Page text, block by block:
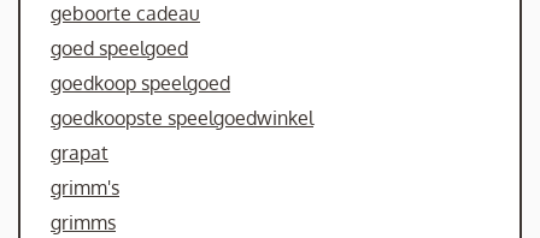
geboorte cadeau
goed speelgoed
goedkoop speelgoed
goedkoopste speelgoedwinkel
grapat
grimm's
grimms